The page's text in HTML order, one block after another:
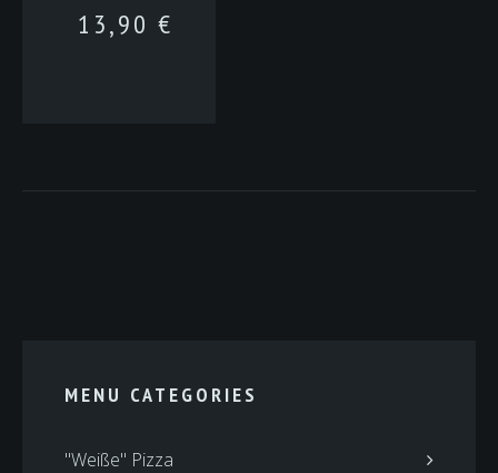
13,90 €
MENU CATEGORIES
"Weiße" Pizza